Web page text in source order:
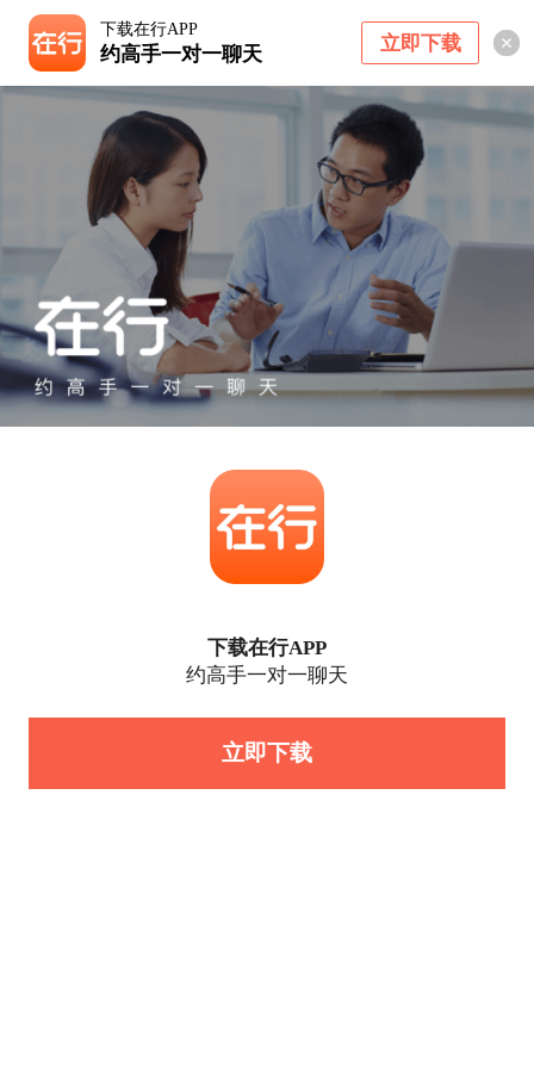
下载在行APP
约高手一对一聊天 立即下载
下载在行APP
约高手一对一聊天
立即下载